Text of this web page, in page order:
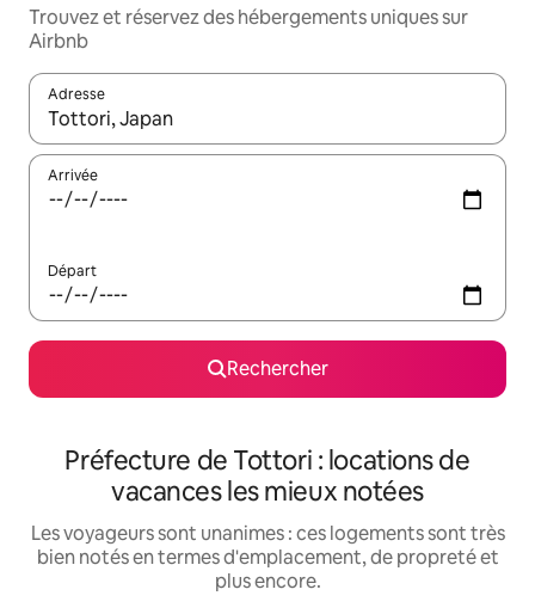
Trouvez et réservez des hébergements uniques sur
Airbnb
Adresse
Lorsque les résultats s'affichent, utilisez les flèches vers le
Arrivée
Départ
Rechercher
Préfecture de Tottori : locations de
vacances les mieux notées
Les voyageurs sont unanimes : ces logements sont très
bien notés en termes d'emplacement, de propreté et
plus encore.